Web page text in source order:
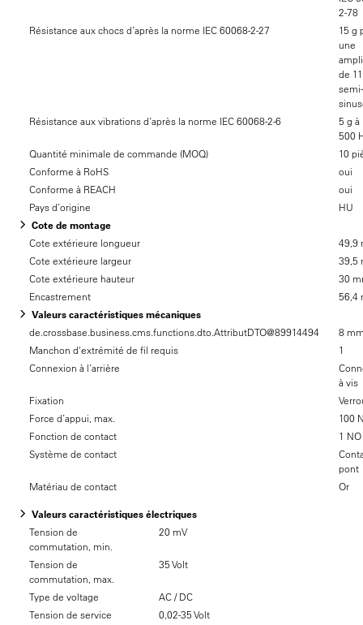
2-78
Résistance aux chocs d’après la norme IEC 60068-2-27
15 g
une
de
semi-
Résistance aux vibrations d’après la norme IEC 60068-2-6
5 g à
500
Quantité minimale de commande (MOQ)
10
Conforme à RoHS
oui
Conforme à REACH
oui
Pays d’origine
HU
Cote de montage
Cote extérieure longueur
49,9
Cote extérieure largeur
39,5
Cote extérieure hauteur
30
Encastrement
56,4
Valeurs caractéristiques mécaniques
de.crossbase.business.cms.functions.dto.AttributDTO@89914494
8
Manchon d'extrémité de fil requis
1
Connexion à l’arrière
à vis
Fixation
Force d’appui, max.
100
Fonction de contact
1 NO
Système de contact
pont
Matériau de contact
Or
Valeurs caractéristiques électriques
Tension de
commutation, min.
20 mV
Tension de
commutation, max.
35 Volt
Type de voltage
AC / DC
Tension de service
0,02-35 Volt